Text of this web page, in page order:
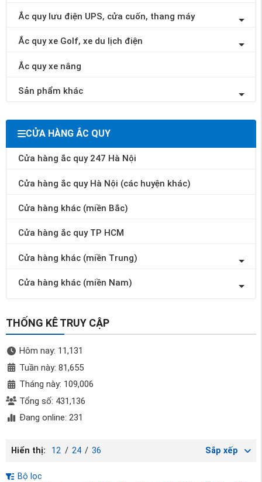
Ắc quy lưu điện UPS, cửa cuốn, thang máy
Ắc quy xe Golf, xe du lịch điện
Ắc quy xe nâng
Sản phẩm khác
CỬA HÀNG ẮC QUY
Cửa hàng ắc quy 247 Hà Nội
Cửa hàng ắc quy Hà Nội (các huyện khác)
Cửa hàng khác (miền Bắc)
Cửa hàng ắc quy TP HCM
Cửa hàng khác (miền Trung)
Cửa hàng khác (miền Nam)
THỐNG KÊ TRUY CẬP
Hôm nay: 11,131
Tuần này: 81,655
Tháng này: 109,006
Tổng số: 431,136
Đang online: 231
Hiển thị: 12 / 24 / 36 Sắp xếp
Bộ lọc